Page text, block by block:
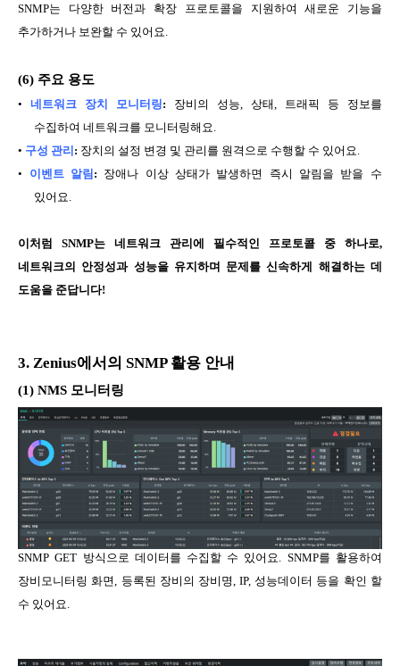
SNMP는 다양한 버전과 확장 프로토콜을 지원하여 새로운 기능을
추가하거나 보완할 수 있어요.
(6) 주요 용도
•네트워크 장치 모니터링: 장비의 성능, 상태, 트래픽 등 정보를
수집하여 네트워크를 모니터링해요.
• 구성 관리 : 장치의 설정 변경 및 관리를 원격으로 수행할 수 있어요.
•
이벤트 알림 : 장애나 이상 상태가 발생하면 즉시 알림을 받을 수
있어요.
이처럼 SNMP는 네트워크 관리에 필수적인 프로토콜 중 하나로,
네트워크의 안정성과 성능을 유지하며 문제를 신속하게 해결하는 데
도움을 준답니다!
3.Zenius에서의SNMP 활용 안내
(1) NMS 모니터링
SNMP GET 방식으로 데이터를 수집할 수 있어요. SNMP를 활용하여
장비모니터링 화면, 등록된 장비의 장비명, IP, 성능데이터 등을 확인 할
수 있어요.